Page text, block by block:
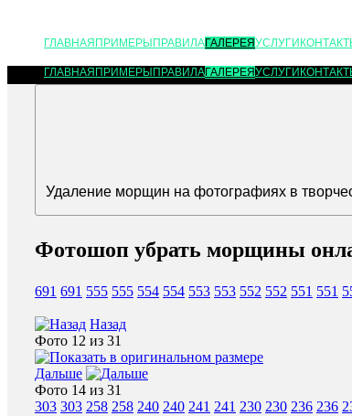
ГЛАВНАЯ ПРИМЕРЫ ПРАВИЛАГАЛЕРЕЯУСЛУГИ
ГЛАВНАЯ ПРИМЕРЫ ПРАВИЛАГАЛЕРЕЯУСЛУГИ
Удаление морщин на фотографиях в
Фотошоп убрать морщины
691 691 555 555 554 554 553 553 552 552 551 551
Назад
Фото 12 из 31
Дальше
Фото 14 из 31
303 303 258 258 240 240 241 241 230 230 236 236